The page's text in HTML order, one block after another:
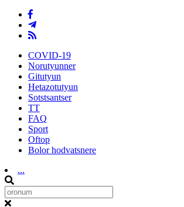
COVID-19
Norutyunner
Gitutyun
Hetazotutyun
Sotstsantser
TT
FAQ
Sport
Oftop
Bolor hodvatsnere
...